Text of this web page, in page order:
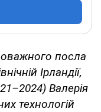
посла
Ірландії,
Валерія
технологій